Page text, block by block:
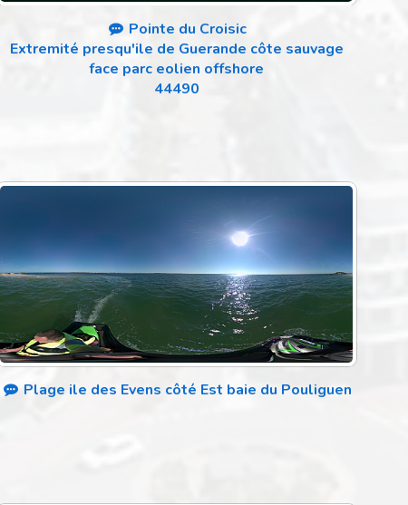
Pointe du Croisic
Extremité presqu'ile de Guerande côte sauvage
face parc eolien offshore
44490
Plage ile des Evens côté Est baie du Pouliguen